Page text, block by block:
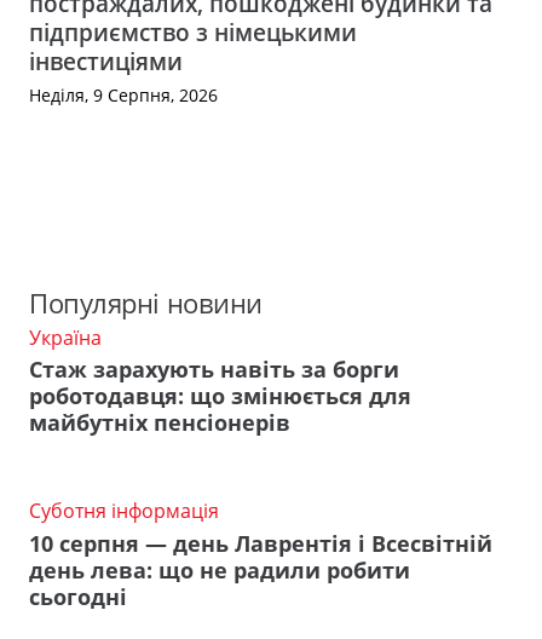
підприємство з німецькими
інвестиціями
Неділя, 9 Серпня, 2026
Популярні новини
Україна
Стаж зарахують навіть за борги
роботодавця: що змінюється для
майбутніх пенсіонерів
Суботня інформація
10 серпня — день Лаврентія і Всесвітній
день лева: що не радили робити
сьогодні